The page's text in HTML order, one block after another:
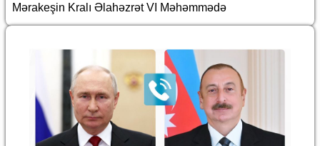
Mərakeşin Kralı Əlahəzrət VI Məhəmmədə